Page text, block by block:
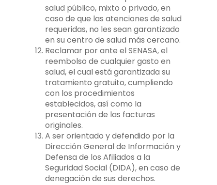
salud público, mixto o privado, en
caso de que las atenciones de salud
requeridas, no les sean garantizado
en su centro de salud más cercano.
Reclamar por ante el SENASA, el
reembolso de cualquier gasto en
salud, el cual está garantizada su
tratamiento gratuito, cumpliendo
con los procedimientos
establecidos, así como la
presentación de las facturas
originales.
A ser orientado y defendido por la
Dirección General de Información y
Defensa de los Afiliados a la
Seguridad Social (DIDA), en caso de
denegación de sus derechos.